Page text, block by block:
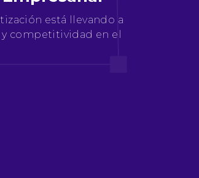
está llevando a
competitividad en el